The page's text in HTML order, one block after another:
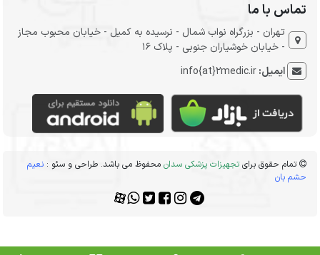
تماس با ما
تهران - بزرگراه نواب شمال - نرسیده به کمیل - خیابان محبوب مجاز
- خیابان خوشیاران جنوبی - پلاک 16
ایمیل:info{at}2medic.ir
تمام حقوق برایتجهیزات پزشکی سدان محفوظ می باشد. طراحی و سئو :نعیم
حشم بان